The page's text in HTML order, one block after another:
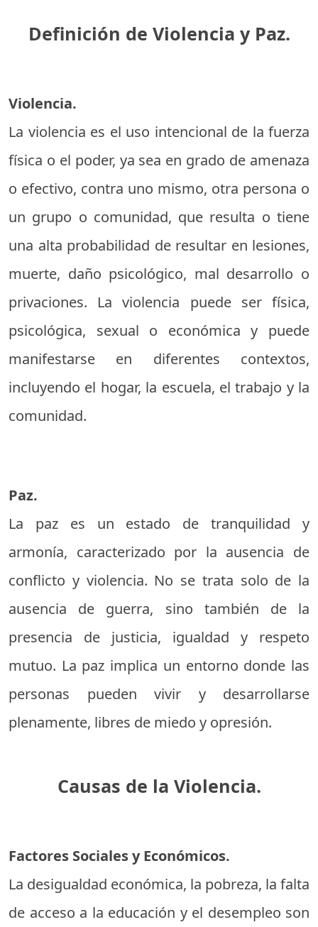
Definición de Violencia y Paz.
Violencia.
La violencia es el uso intencional de la fuerza
física o el poder, ya sea en grado de amenaza
o efectivo, contra uno mismo, otra persona o
un grupo o comunidad, que resulta o tiene
una alta probabilidad de resultar en lesiones,
muerte, daño psicológico, mal desarrollo o
privaciones. La violencia puede ser física,
psicológica, sexual o económica y puede
manifestarse en diferentes contextos,
incluyendo el hogar, la escuela, el trabajo y la
comunidad.
Paz.
La paz es un estado de tranquilidad y
armonía, caracterizado por la ausencia de
conflicto y violencia. No se trata solo de la
ausencia de guerra, sino también de la
presencia de justicia, igualdad y respeto
mutuo. La paz implica un entorno donde las
personas pueden vivir y desarrollarse
plenamente, libres de miedo y opresión.
Causas de la Violencia.
Factores Sociales y Económicos.
La desigualdad económica, la pobreza, la falta
de acceso a la educación y el desempleo son